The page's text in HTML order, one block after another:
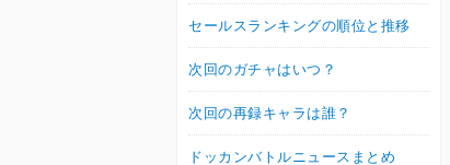
セールスランキングの順位と推移
次回のガチャはいつ？
次回の再録キャラは誰？
ドッカンバトルニュースまとめ